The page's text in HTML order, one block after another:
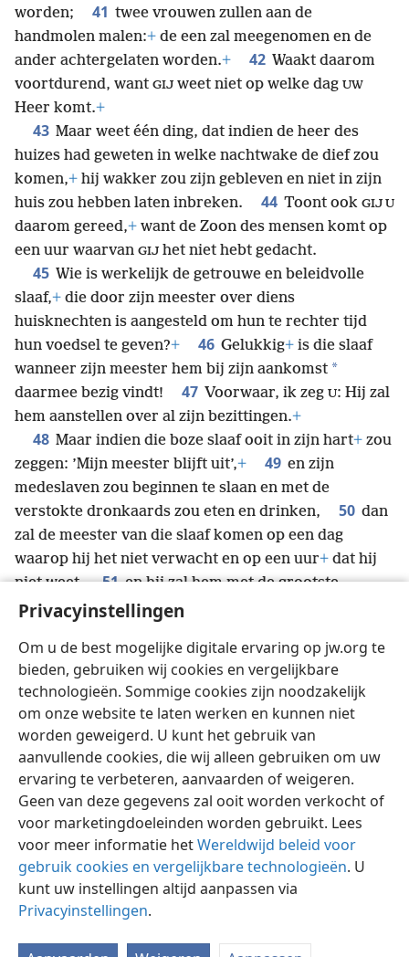
Privacyinstellingen
Om u de best mogelijke digitale ervaring op jw.org te
bieden, gebruiken wij cookies en vergelijkbare
technologieën. Sommige cookies zijn noodzakelijk
om onze website te laten werken en kunnen niet
worden geweigerd. U kunt het gebruik van
aanvullende cookies, die wij alleen gebruiken om uw
ervaring te verbeteren, aanvaarden of weigeren.
Geen van deze gegevens zal ooit worden verkocht of
voor marketingdoeleinden worden gebruikt. Lees
voor meer informatie hetWereldwijd beleid voor
gebruik cookies en vergelijkbare technologieën. U
kunt uw instellingen altijd aanpassen via
Privacyinstellingen.
worden;
41 twee vrouwen zullen aan de
handmolen malen:+ de een zal meegenomen en de
ander achtergelaten worden.+ 42 Waakt daarom
voortdurend, want GIJ weet niet op welke dag UW
Heer komt.+
43 Maar weet één ding, dat indien de heer des
huizes had geweten in welke nachtwake de dief zou
komen,+ hij wakker zou zijn gebleven en niet in zijn
huis zou hebben laten inbreken.
44 Toont ook GIJ U
daarom gereed,+ want de Zoon des mensen komt op
een uur waarvan GIJ het niet hebt gedacht.
45 Wie is werkelijk de getrouwe en beleidvolle
slaaf,+ die door zijn meester over diens
huisknechten is aangesteld om hun te rechter tijd
hun voedsel te geven?+ 46 Gelukkig+ is die slaaf
wanneer zijn meester hem bij zijn aankomst *
daarmee bezig vindt! 47 Voorwaar, ik zeg U: Hij zal
hem aanstellen over al zijn bezittingen.+
48 Maar indien die boze slaaf ooit in zijn hart+ zou
zeggen: ’Mijn meester blijft uit’,+ 49 en zijn
medeslaven zou beginnen te slaan en met de
verstokte dronkaards zou eten en drinken,
50 dan
zal de meester van die slaaf komen op een dag
waarop hij het niet verwacht en op een uur+ dat hij
niet weet, 51 en hij zal hem met de grootste
strengheid straffen * +en hem zijn deel met de
knarsetanden. * +
Nederlands Delen Instellingen
Copyright © 2026 Watch Tower Bible and Tract Society of Pennsylvania
Gebruiksvoorwaarden
Privacyinstellingen
JW.ORG
Inloggen